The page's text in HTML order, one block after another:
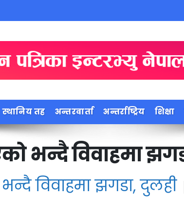
स्थानिय तह अन्तरवार्ता अन्तर्राष्ट्रिय शिक्षा
भन्दै विवाहमा
विवाहमा झगडा, दुलही